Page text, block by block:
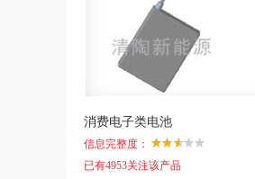
消费电子类电池
信息完整度：
已有4953关注该产品